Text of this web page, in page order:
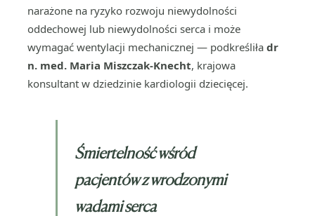
narażone na ryzyko rozwoju niewydolności
oddechowej lub niewydolności serca i może
wymagać wentylacji mechanicznej — podkreśliła dr
n. med. Maria Miszczak-Knecht, krajowa
konsultant w dziedzinie kardiologii dziecięcej.
Śmiertelność wśród
pacjentów z wrodzonymi
wadami serca